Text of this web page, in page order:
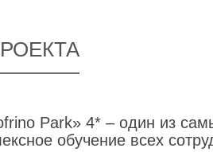
Park» 4* – один из
обучение всех